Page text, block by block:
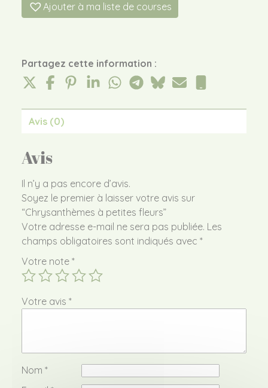
Ajouter à ma liste de courses
Partagez cette information :
Avis (0)
Avis
Il n’y a pas encore d’avis.
Soyez le premier à laisser votre avis sur
“Chrysanthèmes à petites fleurs”
Votre adresse e-mail ne sera pas publiée. Les
champs obligatoires sont indiqués avec *
Votre note *
Votre avis *
Nom *